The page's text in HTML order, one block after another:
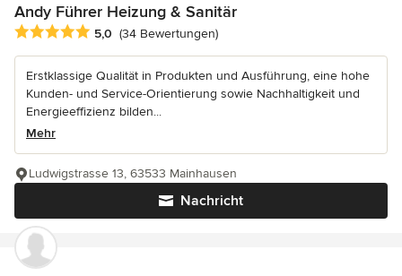
Andy Führer Heizung & Sanitär
Durchschnittliche Bewertung: 5 von 5 Sternen
5,0 (34 Bewertungen)
Erstklassige Qualität in Produkten und Ausführung, eine hohe
Kunden- und Service-Orientierung sowie Nachhaltigkeit und
Energieeffizienz bilden...
Mehr
Nachricht
Ludwigstrasse 13, 63533 Mainhausen